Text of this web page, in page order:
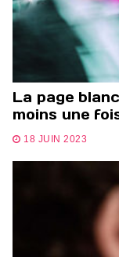
La page
moins une
18 JUIN 2023